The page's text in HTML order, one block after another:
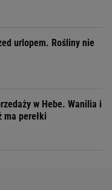
urlopem. Rośliny nie
w Hebe. Wanilia i
ma perełki